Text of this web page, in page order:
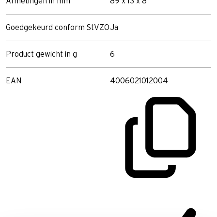
Goedgekeurd conform StVZOJa
Product gewicht in g 6
EAN 4006021012004